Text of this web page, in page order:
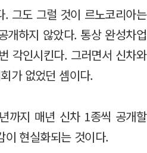
그도 그럴 것이 르노코리아는
개하지 않았다. 통상 완성차업
각인시킨다. 그러면서 신차와
가 없었던 셈이다.
까지 매년 신차 1종씩 공개할
현실화되는 것이다.